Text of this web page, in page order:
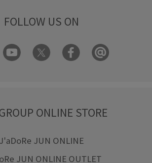
FOLLOW US ON
ONLINE STORE
J'aDoRe JUN ONLINE
JUN ONLINE OUTLET